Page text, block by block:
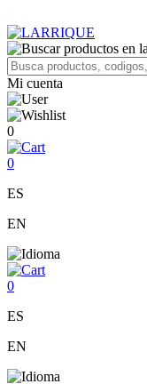
Mi cuenta
0
0
ES
EN
0
ES
EN